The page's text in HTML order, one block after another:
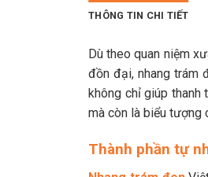
THÔNG TIN CHI TIẾT
Dù theo quan niệm
đồn đại, nhang trám
không chỉ giúp
mà còn là biểu tượng
Thành phần tự